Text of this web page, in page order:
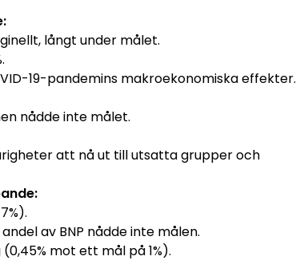
långt under målet.
19-pandemins makroekonomiska effekter.
nådde inte målet.
att nå ut till utsatta grupper och
av BNP nådde inte målen.
mot ett mål på 1%).